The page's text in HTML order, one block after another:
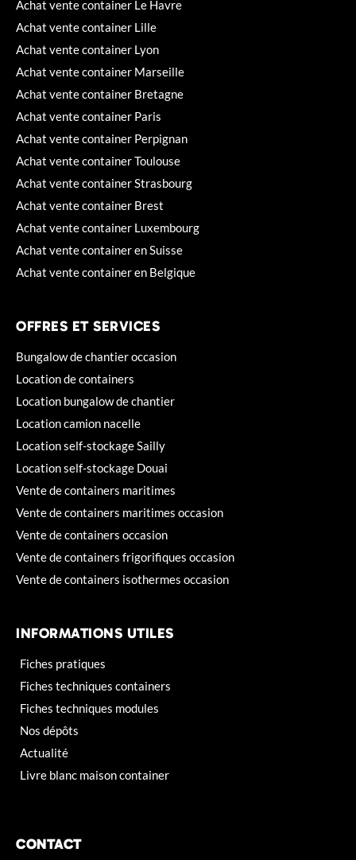
Achat vente container Le Havre
Achat vente container Lille
Achat vente container Lyon
Achat vente container Marseille
Achat vente container Bretagne
Achat vente container Paris
Achat vente container Perpignan
Achat vente container Toulouse
Achat vente container Strasbourg
Achat vente container Brest
Achat vente container Luxembourg
Achat vente container en Suisse
Achat vente container en Belgique
OFFRES ET SERVICES
Bungalow de chantier occasion
Location de containers
Location bungalow de chantier
Location camion nacelle
Location self-stockage Sailly
Location self-stockage Douai
Vente de containers maritimes
Vente de containers maritimes occasion
Vente de containers occasion
Vente de containers frigorifiques occasion
Vente de containers isothermes occasion
INFORMATIONS UTILES
Fiches pratiques
Fiches techniques containers
Fiches techniques modules
Nos dépôts
Actualité
Livre blanc maison container
CONTACT